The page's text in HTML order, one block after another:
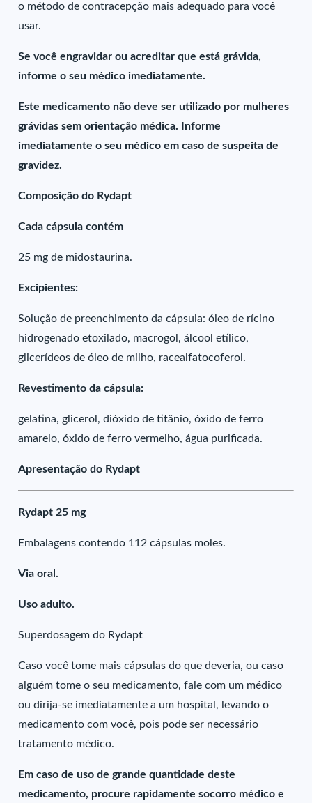
o método de contracepção mais adequado para você
usar.
Se você engravidar ou acreditar que está grávida,
informe o seu médico imediatamente.
Este medicamento não deve ser utilizado por mulheres
grávidas sem orientação médica. Informe
imediatamente o seu médico em caso de suspeita de
gravidez.
Composição do Rydapt
Cada cápsula contém
25 mg de midostaurina.
Excipientes:
Solução de preenchimento da cápsula: óleo de rícino
hidrogenado etoxilado, macrogol, álcool etílico,
glicerídeos de óleo de milho, racealfatocoferol.
Revestimento da cápsula:
gelatina, glicerol, dióxido de titânio, óxido de ferro
amarelo, óxido de ferro vermelho, água purificada.
Apresentação do Rydapt
Rydapt 25 mg
Embalagens contendo 112 cápsulas moles.
Via oral.
Uso adulto.
Superdosagem do Rydapt
Caso você tome mais cápsulas do que deveria, ou caso
alguém tome o seu medicamento, fale com um médico
ou dirija-se imediatamente a um hospital, levando o
medicamento com você, pois pode ser necessário
tratamento médico.
Em caso de uso de grande quantidade deste
medicamento, procure rapidamente socorro médico e